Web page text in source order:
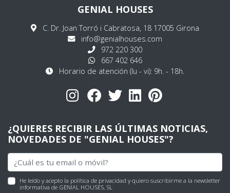
GENIAL HOUSES
C. Dr. Joan Torró i Cabratosa, 18 17005 Girona
info@genialhouses.com
972 220 300
667 402 646
Horario de atención (lu - vi): 9h. - 18h.
¿QUIERES RECIBIR LAS ÚLTIMAS NOTICIAS,
NOVEDADES DE "GENIAL HOUSES"?
He leído y acepto la política de privacidad y quiero suscribirme a la newsletter
informativa de GENIAL HOUSES, SL